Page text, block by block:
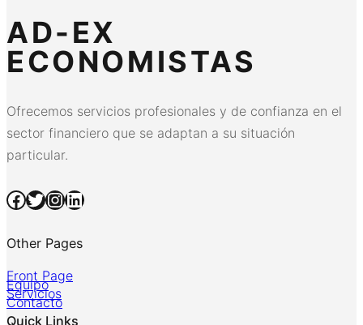
AD-EX
ECONOMISTAS
Ofrecemos servicios profesionales y de confianza en el
sector financiero que se adaptan a su situación
particular.
Facebook Twitter InstagramLinkedIn
Other Pages
Front Page
Equipo
Servicios
Contacto
Quick Links